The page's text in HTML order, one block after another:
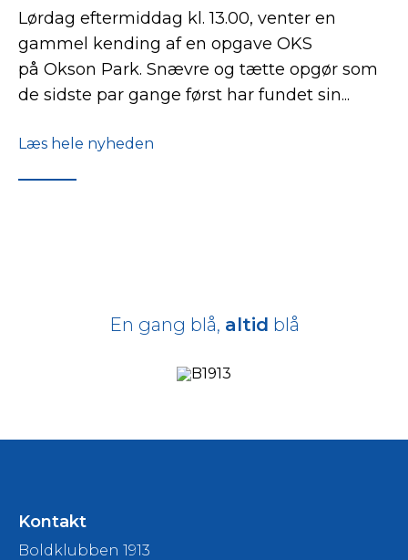
Lørdag eftermiddag kl. 13.00, venter en
gammel kending af en opgave OKS
på Okson Park. Snævre og tætte opgør som
de sidste par gange først har fundet sin...
Læs hele nyheden
En gang blå, altid blå
Kontakt
Boldklubben 1913